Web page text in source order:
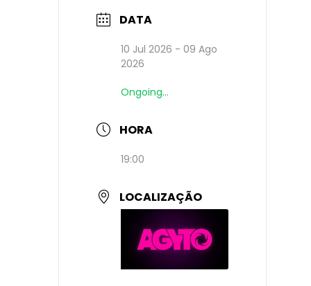
DATA
10 Jul 2026 - 09 Ago
2026
Ongoing...
HORA
19:00
LOCALIZAÇÃO